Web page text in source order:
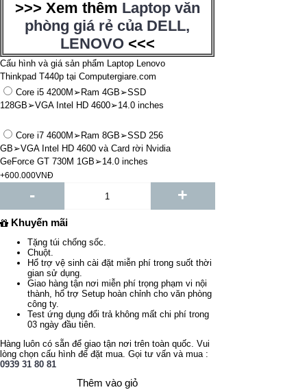
>>> Xem thêm Laptop văn
phòng giá rẻ của DELL,
LENOVO <<<
Cấu hình và giá sản phẩm Laptop Lenovo
Thinkpad T440p tại Computergiare.com
Core i5 4200M➢Ram 4GB➢SSD
128GB➢VGA Intel HD 4600➢14.0 inches
Core i7 4600M➢Ram 8GB➢SSD 256
GB➢VGA Intel HD 4600 và Card rời Nvidia
GeForce GT 730M 1GB➢14.0 inches
+600.000VNĐ
- +
Khuyến mãi
Tặng túi chống sốc.
Chuột.
Hổ trợ vệ sinh cài đặt miễn phí trong suốt thời
gian sử dụng.
Giao hàng tận nơi miễn phí trọng phạm vi nội
thành, hổ trợ Setup hoàn chỉnh cho văn phòng
công ty.
Test ứng dụng đổi trả không mất chi phí trong
03 ngày đầu tiên.
Hàng luôn có sẵn để giao tận nơi trên toàn quốc. Vui
lòng chọn cấu hình để đặt mua. Gọi tư vấn và mua :
0939 31 80 81
Thêm vào giỏ